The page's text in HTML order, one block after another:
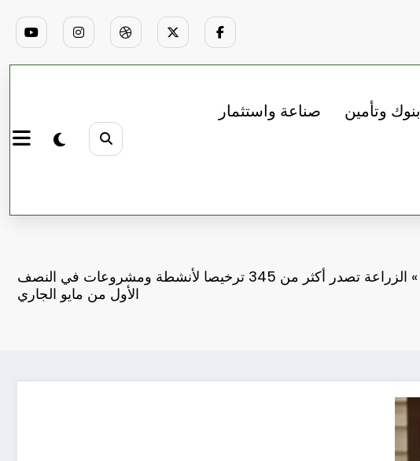
بنوك وتأمين صناعة واستثمار
»
الزراعة تصدر أكثر من 345 ترخيصا لأنشطة ومشروعات في النصف
الأول من مايو الجاري